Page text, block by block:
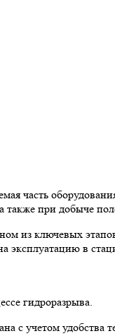
часть
также при добыче
из ключевых
эксплуатацию в
гидроразрыва.
с учетом удобства